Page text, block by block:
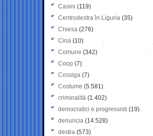
Casini (119)
Centrodestra in Liguria (35)
Chiesa (276)
Cina (10)
Comune (342)
Coop (7)
Cossiga (7)
Costume (5.581)
criminalità (1.402)
democratici e progressisti (19)
denuncia (14.528)
destra (573)